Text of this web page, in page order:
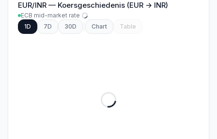
EUR/INR — Koersgeschiedenis (EUR → INR)
ECB mid-market rate
1D
7D 30D Chart Table